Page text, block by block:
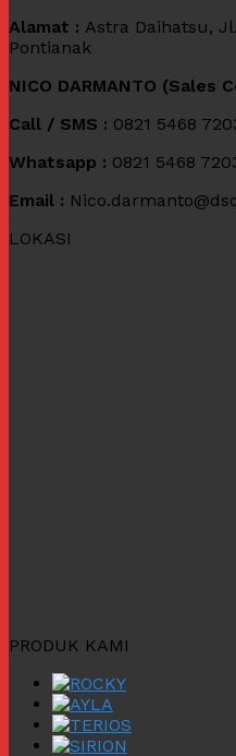
Alamat : Astra Daihatsu,
Pontianak
NICO DARMANTO (Sales
Call / SMS : 0821 5468
Whatsapp : 0821 5468
Email :
LOKASI
PRODUK KAMI